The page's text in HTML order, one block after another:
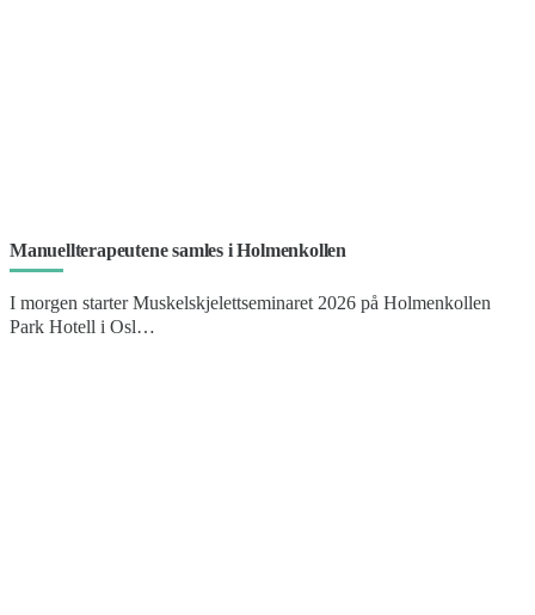
Manuellterapeutene samles i Holmenkollen
I morgen starter Muskelskjelettseminaret 2026 på Holmenkollen
Park Hotell i Osl…